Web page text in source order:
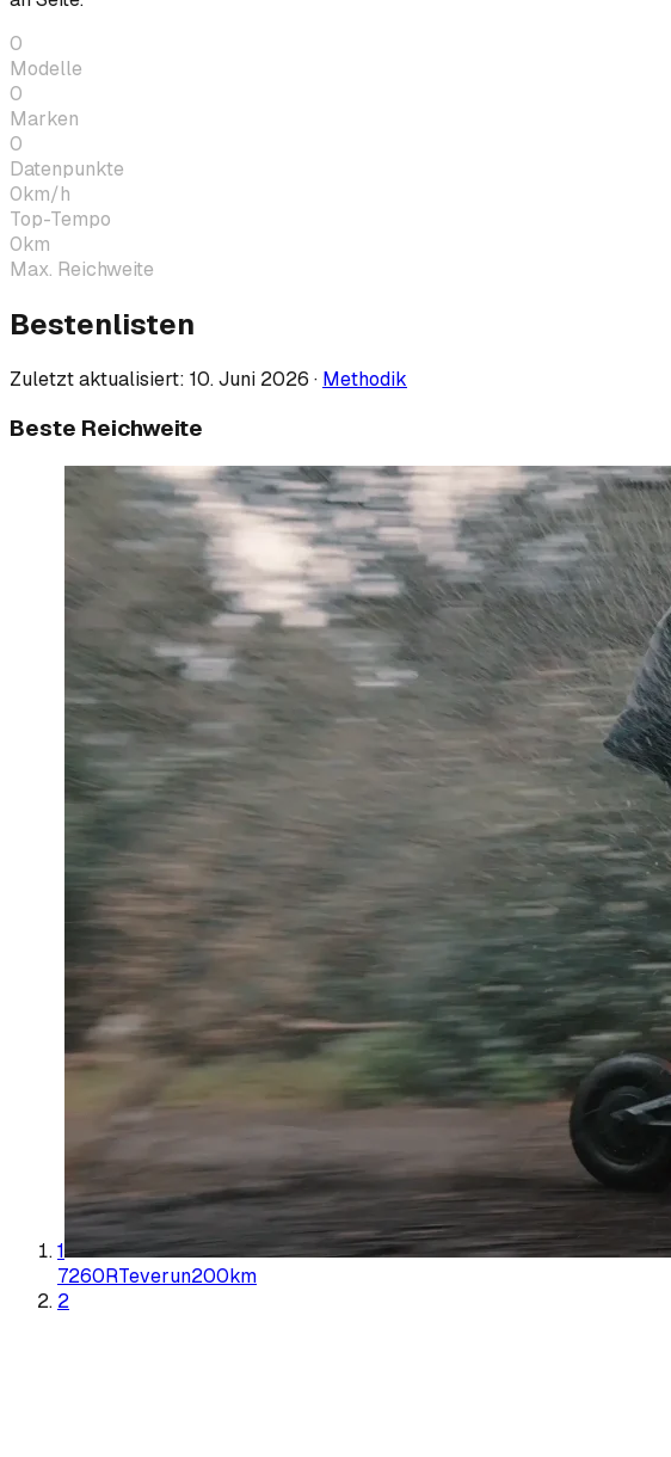
0
Modelle
0
Marken
0
Datenpunkte
0km/h
Top-Tempo
0km
Max. Reichweite
Bestenlisten
Zuletzt aktualisiert: 10. Juni 2026 · Methodik
Beste Reichweite
1
7260RTeverun200km
2